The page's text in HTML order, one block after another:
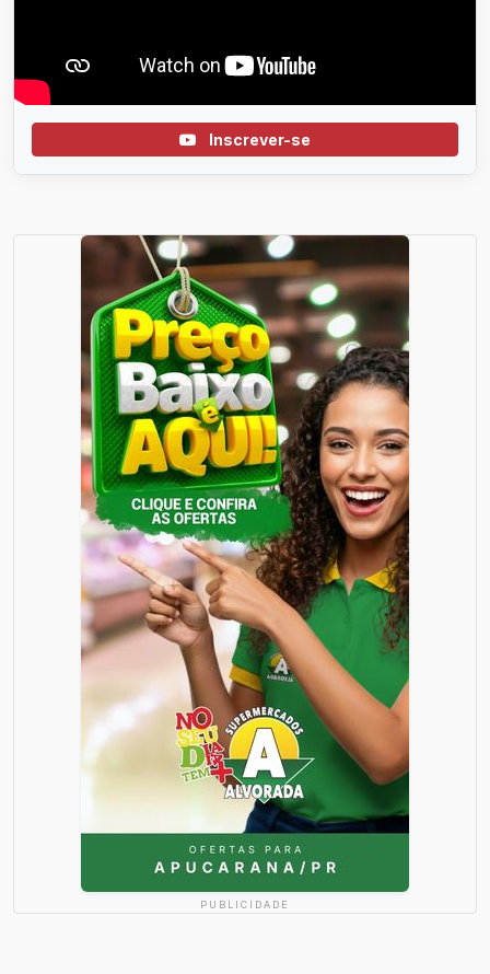
Inscrever-se
PUBLICIDADE